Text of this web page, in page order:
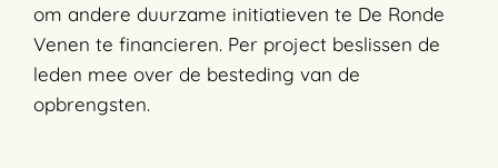
om andere duurzame initiatieven te De Ronde
Venen te financieren. Per project beslissen de
leden mee over de besteding van de
opbrengsten.